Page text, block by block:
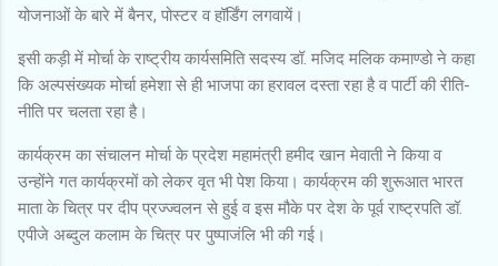
योजनाओं के बारे में बैनर, पोस्टर व हॉर्डिंग लगवायें।
इसी कड़ी में मोर्चा के राष्ट्रीय कार्यसमिति सदस्य डॉ. मजिद मलिक कमाण्डो ने कहा
कि अल्पसंख्यक मोर्चा हमेशा से ही भाजपा का हरावल दस्ता रहा है व पार्टी की रीति-
नीति पर चलता रहा है।
कार्यक्रम का संचालन मोर्चा के प्रदेश महामंत्री हमीद खान मेवाती ने किया व
उन्होंने गत कार्यक्रमों को लेकर वृत भी पेश किया। कार्यक्रम की शुरूआत भारत
माता के चित्र पर दीप प्रज्ज्वलन से हुई व इस मौके पर देश के पूर्व राष्ट्रपति डॉ.
एपीजे अब्दुल कलाम के चित्र पर पुष्पाजंलि भी की गई।